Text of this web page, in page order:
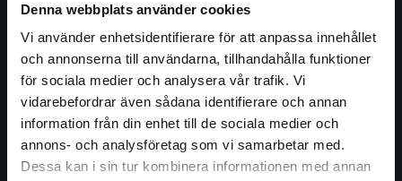
Denna webbplats använder cookies
Vi använder enhetsidentifierare för att anpassa innehållet
och annonserna till användarna, tillhandahålla funktioner
för sociala medier och analysera vår trafik. Vi
vidarebefordrar även sådana identifierare och annan
information från din enhet till de sociala medier och
annons- och analysföretag som vi samarbetar med.
Dessa kan i sin tur kombinera informationen med annan
Begränsad fraktregion
facklitteratur, utbildningar och digitala
informationstjänster i utbudet, finns Studentlitteratur med
längs hela kunskapsresan.
Kontakta oss
Kontakta oss